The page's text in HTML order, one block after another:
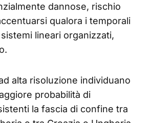
dannose, rischio
qualora i temporali
lineari organizzati,
alta risoluzione individuano
probabilità di
la fascia di confine tra